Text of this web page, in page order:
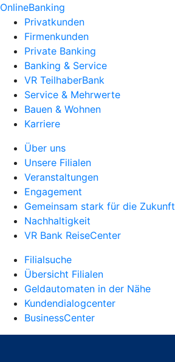
OnlineBanking
Privatkunden
Firmenkunden
Private Banking
Banking & Service
VR TeilhaberBank
Service & Mehrwerte
Bauen & Wohnen
Karriere
Über uns
Unsere Filialen
Veranstaltungen
Engagement
Gemeinsam stark für die Zukunft
Nachhaltigkeit
VR Bank ReiseCenter
Filialsuche
Übersicht Filialen
Geldautomaten in der Nähe
Kundendialogcenter
BusinessCenter